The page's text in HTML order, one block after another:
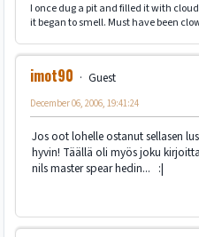
I once dug a pit and filled it with
it began to smell. Must have been
imot90
Guest
December 06, 2006, 19:41:24
Jos oot lohelle ostanut sellasen
hyvin! Täällä oli myös joku
nils master spear hedin... :|